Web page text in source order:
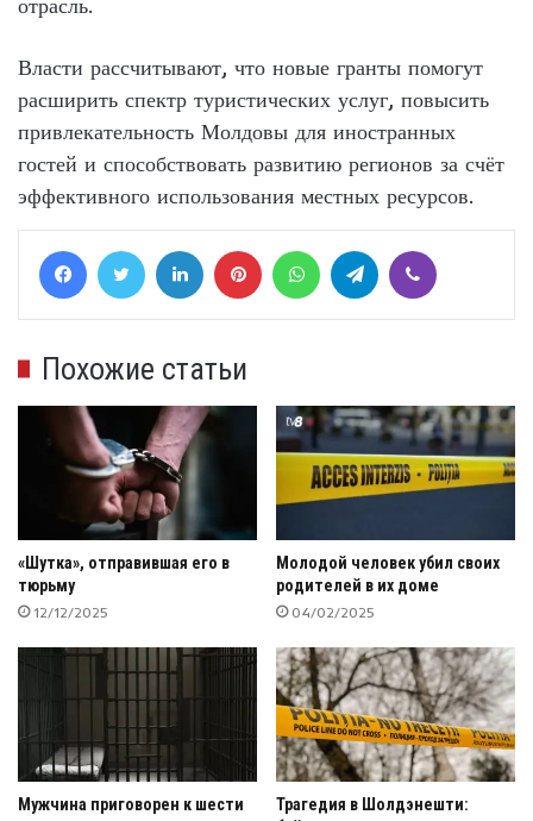
Власти рассчитывают, что новые гранты помогут
расширить спектр туристических услуг, повысить
привлекательность Молдовы для иностранных
гостей и способствовать развитию регионов за счёт
эффективного использования местных ресурсов.
FacebookTwitter LinkedIn Pinterest WhatsAppTelegram
Похожие статьи
«Шутка», отправившая его в
тюрьму
12/12/2025
Молодой человек убил своих
родителей в их доме
04/02/2025
Мужчина приговорен к шести
Трагедия в Шолдэнешти: